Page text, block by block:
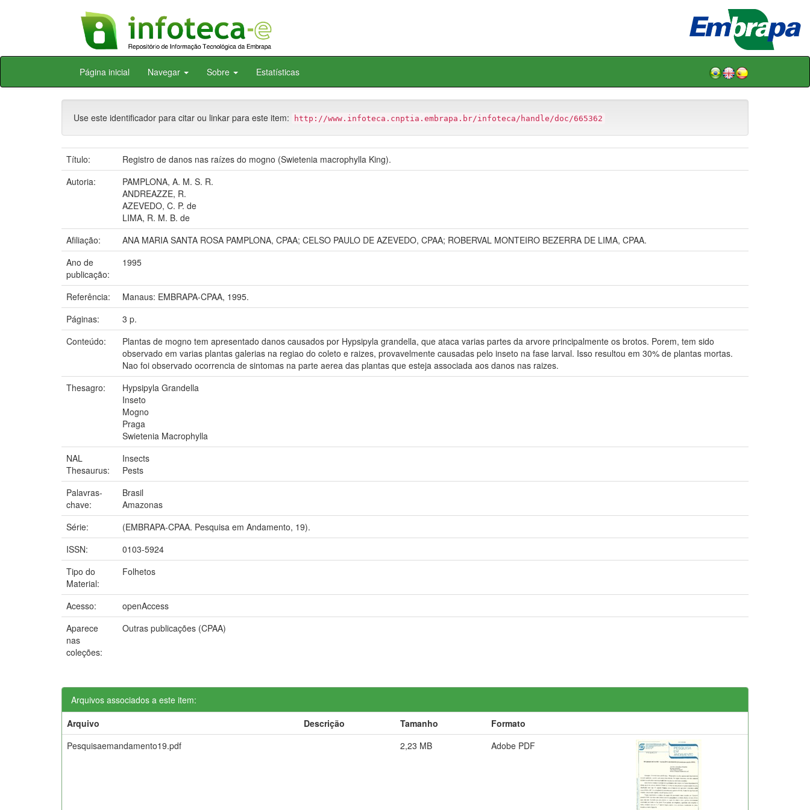
Skip
Página inicial Navegar Sobre Estatísticas
Use este identificador para citar ou linkar para este item: http://www.infoteca.cnptia.embrapa.br/infoteca/handle/doc/665362
Título:
Registro de danos nas raízes do mogno (Swietenia macrophylla King).
Autoria:
PAMPLONA, A. M. S. R.
ANDREAZZE, R.
AZEVEDO, C. P. de
LIMA, R. M. B. de
Afiliação:
ANA MARIA SANTA ROSA PAMPLONA, CPAA; CELSO PAULO DE AZEVEDO, CPAA; ROBERVAL MONTEIRO BEZERRA DE LIMA, CPAA.
Ano de
publicação:
1995
Referência:
Manaus: EMBRAPA-CPAA, 1995.
Páginas:
3 p.
Conteúdo:
Plantas de mogno tem apresentado danos causados por Hypsipyla grandella, que ataca varias partes da arvore principalmente os brotos. Porem, tem sido
observado em varias plantas galerias na regiao do coleto e raizes, provavelmente causadas pelo inseto na fase larval. Isso resultou em 30% de plantas mortas.
Nao foi observado ocorrencia de sintomas na parte aerea das plantas que esteja associada aos danos nas raizes.
Thesagro:
Hypsipyla Grandella
Inseto
Mogno
Praga
Swietenia Macrophylla
NAL
Thesaurus:
Insects
Pests
Palavras-
chave:
Brasil
Amazonas
Série:
(EMBRAPA-CPAA. Pesquisa em Andamento, 19).
ISSN:
0103-5924
Tipo do
Material:
Folhetos
Acesso:
openAccess
Aparece
nas
coleções:
Outras publicações (CPAA)
Arquivos associados a este item:
Arquivo
Descrição Tamanho
Formato
Pesquisaemandamento19.pdf
2,23 MB Adobe PDF